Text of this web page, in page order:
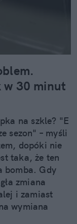
w 30 minut
na szkle? "E
sezon" – myśli
dopóki nie
taka, że ten
bomba. Gdy
zmiana
i zamiast
wymiana